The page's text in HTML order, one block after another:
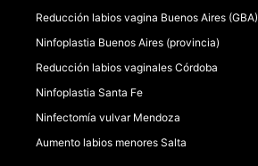
Reducción labios vagina Buenos Aires (GBA)
Ninfoplastia Buenos Aires (provincia)
Reducción labios vaginales Córdoba
Ninfoplastia Santa Fe
Ninfectomía vulvar Mendoza
Aumento labios menores Salta